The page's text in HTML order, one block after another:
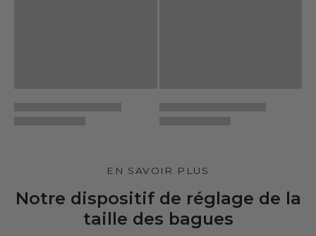
EN SAVOIR PLUS
Notre dispositif de réglage de la
taille des bagues